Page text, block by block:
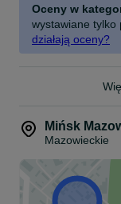
Oceny w
wystawiane tylko
działają oceny?
Mińsk
Mazowieckie